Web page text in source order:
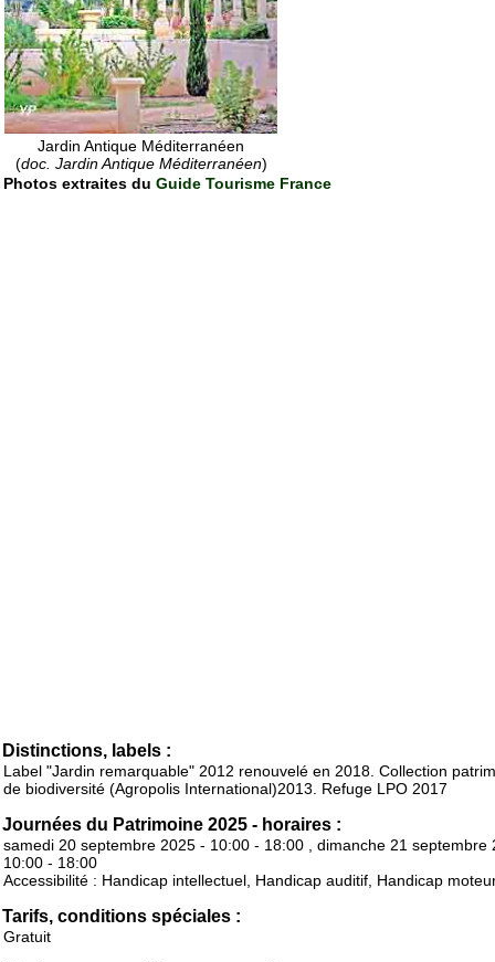
Jardin Antique Méditerranéen
(doc. Jardin Antique Méditerranéen)
Photos extraites du Guide Tourisme France
Distinctions, labels :
Label "Jardin remarquable" 2012 renouvelé en 2018. Collection
de biodiversité (Agropolis International)2013. Refuge LPO 2017
Journées du Patrimoine 2025 - horaires :
samedi 20 septembre 2025 - 10:00 - 18:00 , dimanche 21 septembre
10:00 - 18:00
Accessibilité : Handicap intellectuel, Handicap auditif, Handicap
Tarifs, conditions spéciales :
Gratuit